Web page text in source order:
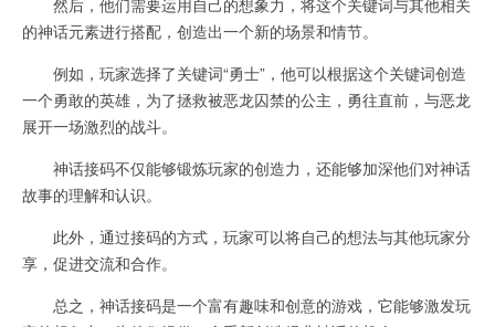
的神话元素进行搭配，创造出一个新的场景和情节。
例如，玩家选择了关键词“勇士”，他可以根据这个关键词创造
一个勇敢的英雄，为了拯救被恶龙囚禁的公主，勇往直前，与恶龙
展开一场激烈的战斗。
神话接码不仅能够锻炼玩家的创造力，还能够加深他们对神话
故事的理解和认识。
此外，通过接码的方式，玩家可以将自己的想法与其他玩家分
享，促进交流和合作。
总之，神话接码是一个富有趣味和创意的游戏，它能够激发玩